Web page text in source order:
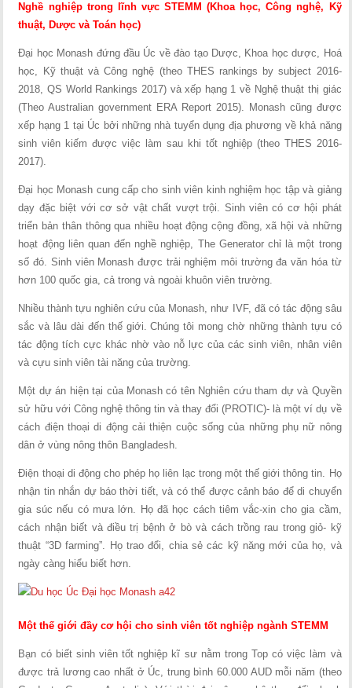
Nghề nghiệp trong lĩnh vực STEMM (Khoa học, Công nghệ, Kỹ
thuật, Dược và Toán học)
Đại học Monash đứng đầu Úc về đào tạo Dược, Khoa học dược, Hoá
học, Kỹ thuật và Công nghệ (theo THES rankings by subject 2016-
2018, QS World Rankings 2017) và xếp hạng 1 về Nghệ thuật thị giác
(Theo Australian government ERA Report 2015). Monash cũng được
xếp hạng 1 tại Úc bởi những nhà tuyển dụng địa phương về khả năng
sinh viên kiếm được việc làm sau khi tốt nghiệp (theo THES 2016-
2017).
Đại học Monash cung cấp cho sinh viên kinh nghiệm học tập và giảng
dạy đặc biệt với cơ sở vật chất vượt trội. Sinh viên có cơ hội phát
triển bản thân thông qua nhiều hoạt động cộng đồng, xã hội và những
hoạt động liên quan đến nghề nghiệp, The Generator chỉ là một trong
số đó. Sinh viên Monash được trải nghiệm môi trường đa văn hóa từ
hơn 100 quốc gia, cả trong và ngoài khuôn viên trường.
Nhiều thành tựu nghiên cứu của Monash, như IVF, đã có tác động sâu
sắc và lâu dài đến thế giới. Chúng tôi mong chờ những thành tựu có
tác động tích cực khác nhờ vào nỗ lực của các sinh viên, nhân viên
và cựu sinh viên tài năng của trường.
Một dự án hiện tại của Monash có tên Nghiên cứu tham dự và Quyền
sử hữu với Công nghệ thông tin và thay đổi (PROTIC)- là một ví dụ về
cách điện thoại di động cải thiện cuộc sống của những phụ nữ nông
dân ở vùng nông thôn Bangladesh.
Điện thoại di động cho phép họ liên lạc trong một thế giới thông tin. Họ
nhận tin nhắn dự báo thời tiết, và có thể được cảnh báo để di chuyển
gia súc nếu có mưa lớn. Họ đã học cách tiêm vắc-xin cho gia cầm,
cách nhận biết và điều trị bệnh ở bò và cách trồng rau trong giỏ- kỹ
thuật “3D farming”. Họ trao đổi, chia sẻ các kỹ năng mới của họ, và
ngày càng hiểu biết hơn.
Một thế giới đầy cơ hội cho sinh viên tốt nghiệp ngành STEMM
Bạn có biết sinh viên tốt nghiệp kĩ sư nằm trong Top có việc làm và
được trả lương cao nhất ở Úc, trung bình 60.000 AUD mỗi năm (theo